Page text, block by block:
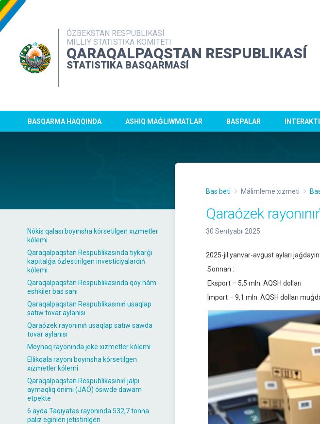
ÓZBEKSTAN RESPUBLIKASÍ
MILLIY STATISTIKA KOMITETI
QARAQALPAQSTAN RESPUBLIKASÍ
STATISTIKA BASQARMASÍ
BASQARMA HAQQINDA ASHIQ MAǴLIWMATLAR BASPALAR
Nókis qalası boyınsha kórsetilgen xızmetler
kólemi
Qaraqalpaqstan Respublikasında tiykarǵı
kapitalǵa ózlestirilgen investiciyalardıń
kólemi
Qaraqalpaqstan Respublikasında qoy hám
eshkiler bas sanı
Qaraqalpaqstan Respublikasınıń usaqlap
satıw tovar aylanısı
Qaraózek rayonınıń usaqlap satıw sawda
tovar aylanısı
Moynaq rayonında jeke xızmetler kólemi
Ellikqala rayonı boyınsha kórsetilgen
xızmetler kólemi
Qaraqalpaqstan Respublikasınıń jalpı
aymaqlıq ónimi (JAÓ) ósiwde dawam
etpekte
6 ayda Taqıyatas rayonında 532,7 tonna
palız eginleri jetistirilgen
Bas beti Málimleme xızmeti
Qaraózek
30 Sentyabr 2025
2025-jıl yanvar-avgust ayları
Sonnan :
Eksport – 5,5 mln. AQSH dolları
Import – 9,1 mln. AQSH dolları